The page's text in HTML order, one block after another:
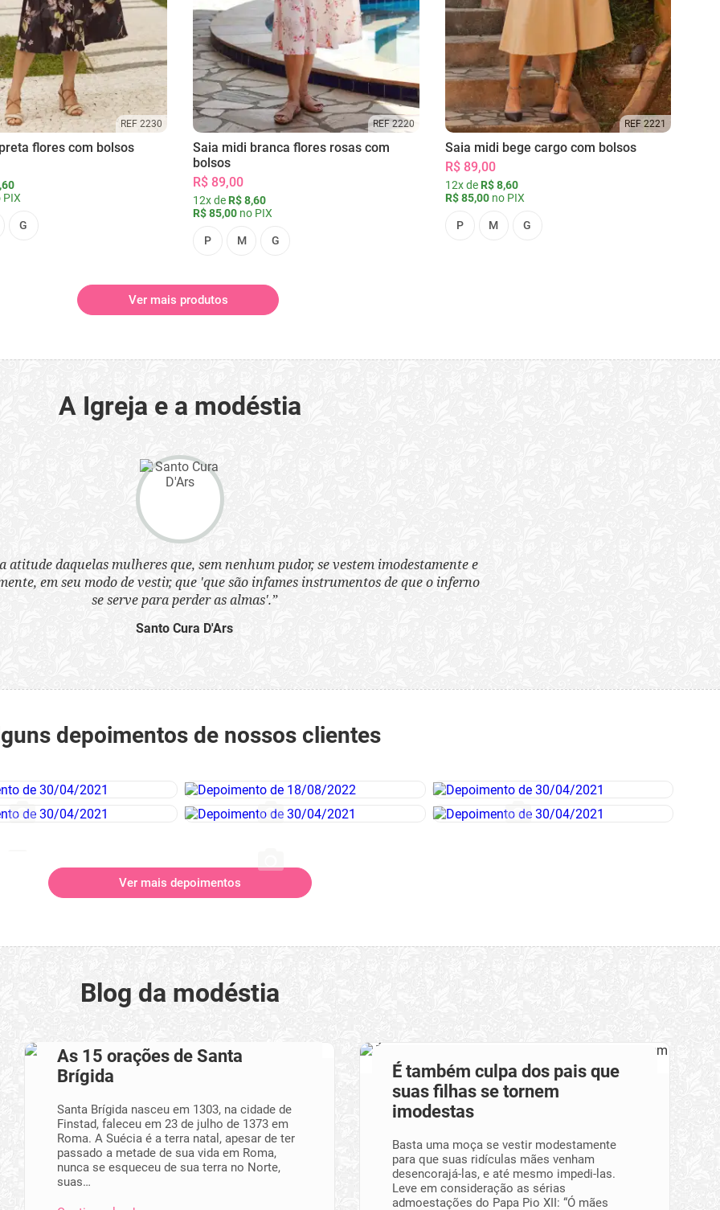
REF 2230
flores com bolsos
G
REF 2220
Saia midi branca flores rosas com
bolsos
R$ 89,00
12x de R$ 8,60
R$ 85,00 no PIX
P M G
REF 2221
Saia midi bege cargo com bolsos
R$ 89,00
12x de R$ 8,60
R$ 85,00no PIX
P M G
Ver mais produtos
A Igreja e a modéstia
atitude daquelas mulheres que, sem nenhum pudor, se vestem imodestamente e
em seu modo de vestir, que 'que são infames instrumentos de que o inferno
se serve para perder as almas'.”
Santo Cura D'Ars
depoimentos de nossos clientes
Ver mais depoimentos
Blog da modéstia
As 15 orações de Santa
Brígida
Santa Brígida nasceu em 1303, na cidade de
Finstad, faleceu em 23 de julho de 1373 em
Roma. A Suécia é a terra natal, apesar de ter
passado a metade de sua vida em Roma,
nunca se esqueceu de sua terra no Norte,
suas…
É também culpa dos pais que
suas filhas se tornem
imodestas
Basta uma moça se vestir modestamente
para que suas ridículas mães venham
desencorajá-las, e até mesmo impedi-las.
Leve em consideração as sérias
admoestações do Papa Pio XII: “Ó mães